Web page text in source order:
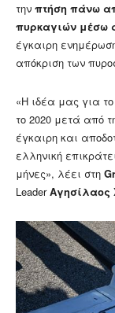
την πτήση πάνω
πυρκαγιών μέσω
έγκαιρη
απόκριση των
«Η ιδέα μας για
το 2020 μετά από
έγκαιρη και
ελληνική
μήνες», λέει στη
LeaderΑγησίλαος